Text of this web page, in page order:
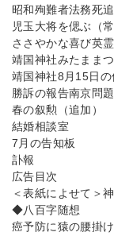
昭和殉難者法務死
児玉大将を偲ぶ（常
ささやかな喜び英
靖国神社みたまま
靖国神社8月15日の
勝訴の報告南京問
春の叙勲（追加）
結婚相談室
7月の告知板
訃報
広告目次
＜表紙によせて＞
◆八百字随想
癌予防に猿の腰掛